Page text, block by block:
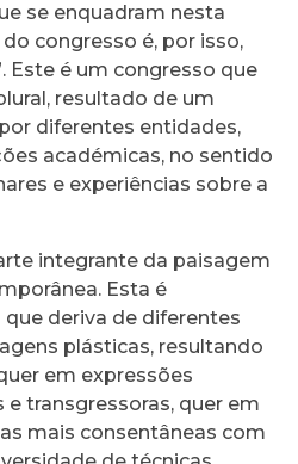
se enquadram nesta
congresso é, por isso,
Este é um congresso que
resultado de um
diferentes entidades,
académicas, no sentido
e experiências sobre a
integrante da paisagem
Esta é
deriva de diferentes
plásticas, resultando
em expressões
transgressoras, quer em
mais consentâneas com